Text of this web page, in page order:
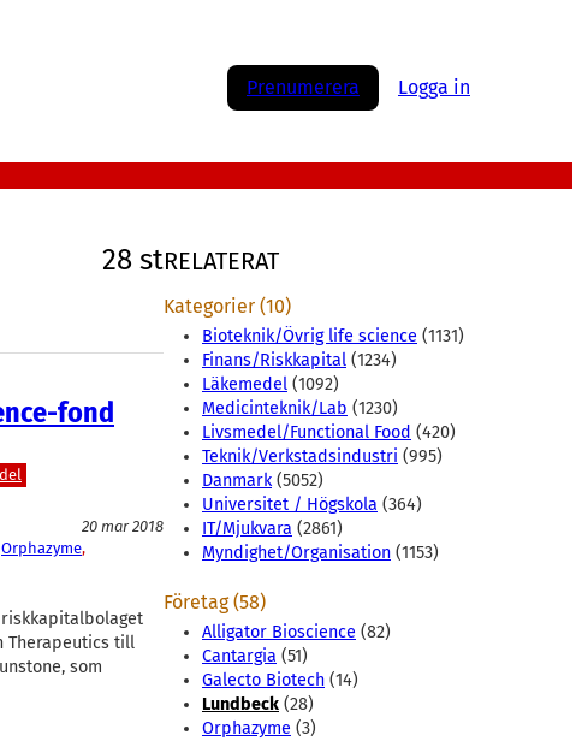
Prenumerera Logga in
28 st
fond
20 mar 2018
Orphazyme
Therapeutics till
som
RELATERAT
Kategorier (10)
Bioteknik/Övrig life science (1131)
Finans/Riskkapital (1234)
Läkemedel (1092)
Medicinteknik/Lab (1230)
Livsmedel/Functional Food (420)
Teknik/Verkstadsindustri (995)
Danmark(5052)
Universitet / Högskola (364)
IT/Mjukvara (2861)
Myndighet/Organisation (1153)
Företag (58)
Alligator Bioscience (82)
Cantargia (51)
Galecto Biotech (14)
Lundbeck (28)
Orphazyme (3)